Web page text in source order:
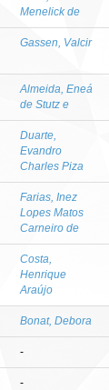
Menelick de
Gassen, Valcir
Almeida, Eneá
de Stutz e
Duarte,
Evandro
Charles Piza
Farias, Inez
Lopes Matos
Carneiro de
Costa,
Henrique
Araújo
Bonat, Debora
-
-